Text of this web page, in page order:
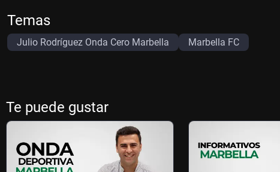
Temas
Julio Rodríguez Onda Cero Marbella Marbella FC
Te puede gustar